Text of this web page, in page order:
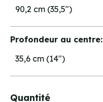
90,2 cm (35,5")
Profondeur au centre:
35,6 cm (14")
Quantité